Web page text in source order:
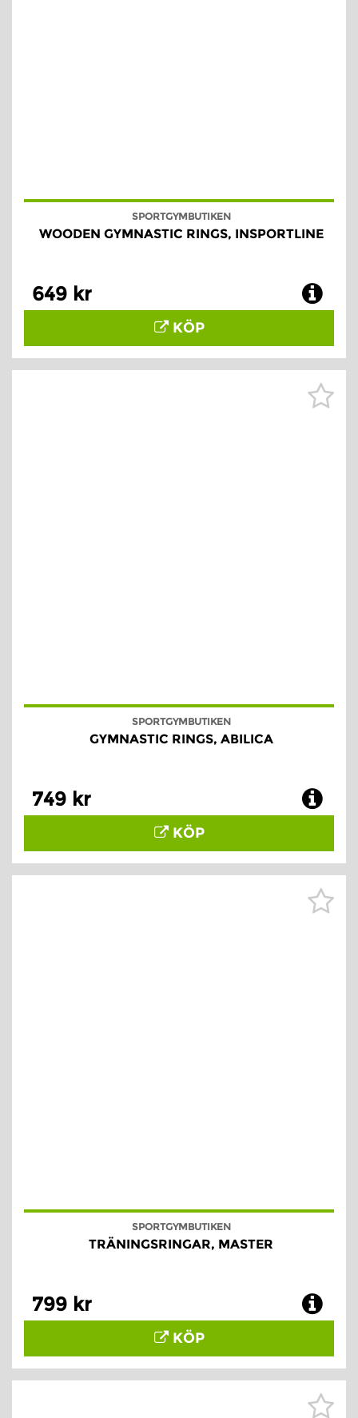
SPORTGYMBUTIKEN
WOODEN GYMNASTIC RINGS, INSPORTLINE
649 kr
KÖP
SPORTGYMBUTIKEN
GYMNASTIC RINGS, ABILICA
749 kr
KÖP
SPORTGYMBUTIKEN
TRÄNINGSRINGAR, MASTER
799 kr
KÖP